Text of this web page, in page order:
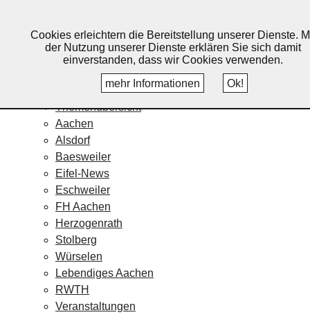
Home
Veranstaltungskalender
Themenübersicht
Aachen
Alsdorf
Baesweiler
Eifel-News
Eschweiler
FH Aachen
Herzogenrath
Stolberg
Würselen
Lebendiges Aachen
RWTH
Veranstaltungen
Cookies erleichtern die Bereitstellung unserer Dienste.
der Nutzung unserer Dienste erklären Sie sich damit
einverstanden, dass wir Cookies verwenden.
mehr Informationen
Ok!